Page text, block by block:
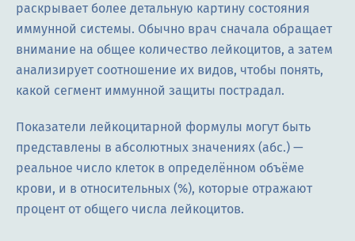
раскрывает более детальную картину состояния
иммунной системы. Обычно врач сначала обращает
внимание на общее количество лейкоцитов, а затем
анализирует соотношение их видов, чтобы понять,
какой сегмент иммунной защиты пострадал.
Показатели лейкоцитарной формулы могут быть
представлены в абсолютных значениях (абс.) —
реальное число клеток в определённом объёме
крови, и в относительных (%), которые отражают
процент от общего числа лейкоцитов.